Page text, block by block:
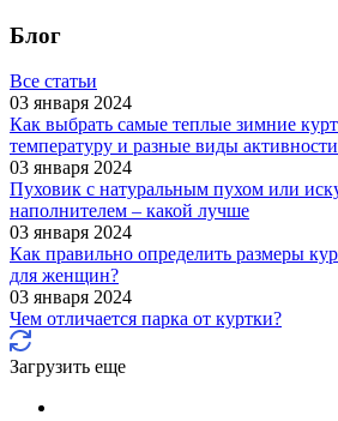
Блог
Все статьи
03 января 2024
Как выбрать самые теплые зимние
температуру и разные виды
03 января 2024
Пуховик с натуральным пухом или
наполнителем – какой лучше
03 января 2024
Как правильно определить размеры
для женщин?
03 января 2024
Чем отличается парка от куртки?
Загрузить еще